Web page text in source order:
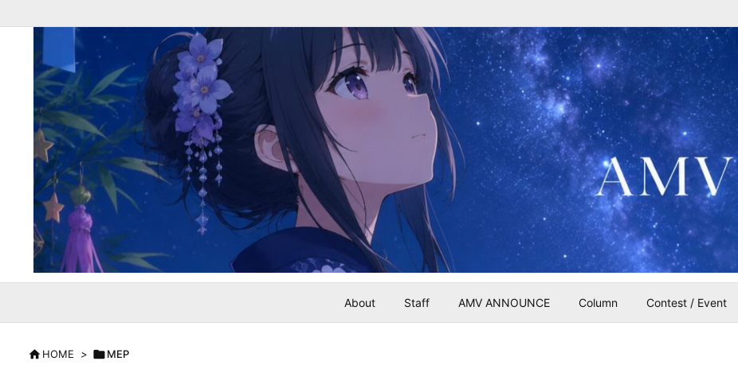
About Staff AMV ANNOUNCE Column Contest / Event
HOME > MEP